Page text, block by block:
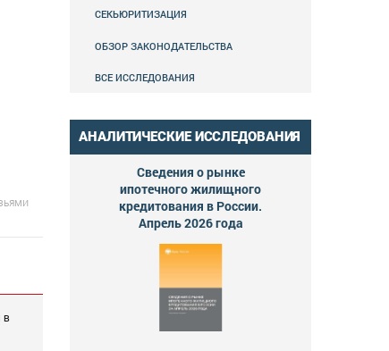
в
СЕКЬЮРИТИЗАЦИЯ
ОБЗОР ЗАКОНОДАТЕЛЬСТВА
ВСЕ ИССЛЕДОВАНИЯ
АНАЛИТИЧЕСКИЕ ИССЛЕДОВАНИЯ
Сведения о рынке
ипотечного жилищного
кредитования в России.
Апрель 2026 года